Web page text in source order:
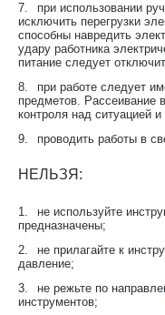
7.
при использовании
исключить перегрузки
способны навредить
удару работника
питание следует
8.
при работе следует
предметов. Рассеивание
контроля над ситуацией
9.
проводить работы в
НЕЛЬЗЯ:
1.
не используйте
предназначены;
2.
не прилагайте к
давление;
3.
не режьте по
инструментов;